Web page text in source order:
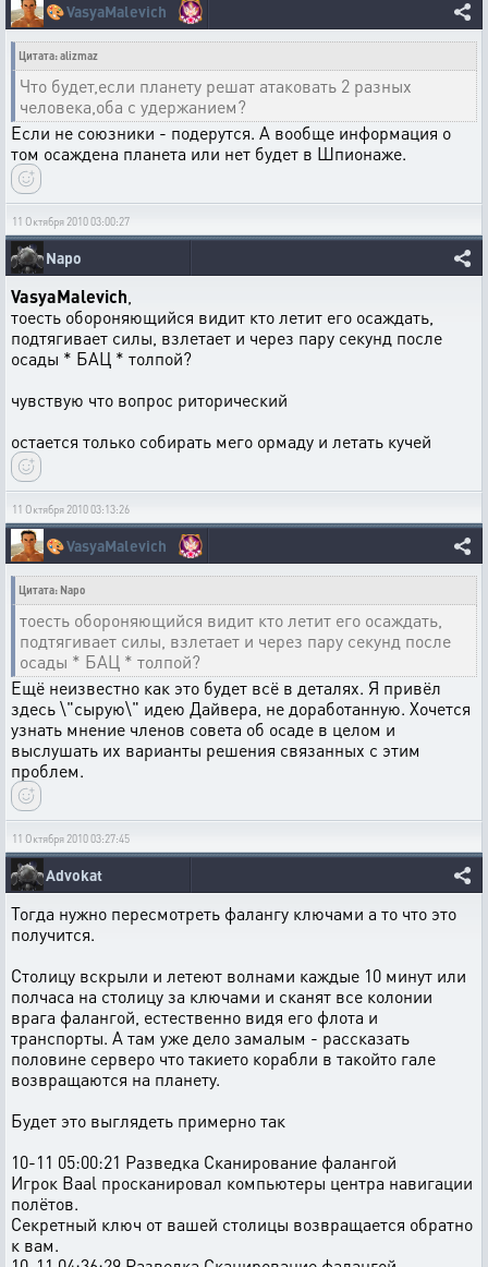
🎨VasyaMalevich
Цитата: alizmaz
Что будет,если планету решат атаковать 2 разных
человека,оба с удержанием?
Если не союзники - подерутся. А вообще информация о
том осаждена планета или нет будет в Шпионаже.
11 Октября 2010 03:00:27
Napo
VasyaMalevich
тоесть обороняющийся видит кто летит его осаждать,
подтягивает силы, взлетает и через пару секунд после
осады * БАЦ * толпой?
чувствую что вопрос риторический
остается только собирать мего ормаду и летать кучей
11 Октября 2010 03:13:26
🎨VasyaMalevich
Цитата: Napo
тоесть обороняющийся видит кто летит его осаждать,
подтягивает силы, взлетает и через пару секунд после
осады * БАЦ * толпой?
Ещё неизвестно как это будет всё в деталях. Я привёл
здесь \"сырую\" идею Дайвера, не доработанную. Хочется
узнать мнение членов совета об осаде в целом и
выслушать их варианты решения связанных с этим
проблем.
11 Октября 2010 03:27:45
Advokat
Тогда нужно пересмотреть фалангу ключами а то что это
получится.
Столицу вскрыли и летеют волнами каждые 10 минут или
полчаса на столицу за ключами и сканят все колонии
врага фалангой, естественно видя его флота и
транспорты. А там уже дело замалым - рассказать
половине серверо что такието корабли в такойто гале
возвращаются на планету.
Будет это выглядеть примерно так
10-11 05:00:21 Разведка Сканирование фалангой
Игрок Baal просканировал компьютеры центра навигации
полётов.
Секретный ключ от вашей столицы возвращается обратно
к вам.